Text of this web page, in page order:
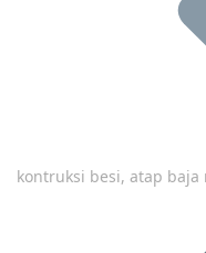
kontruksi besi, atap